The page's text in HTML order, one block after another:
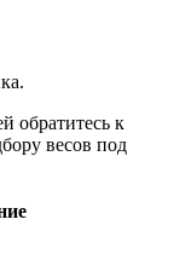
обратитесь к
весов под